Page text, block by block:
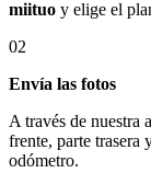
miituo y elige el
02
Envía las fotos
A través de nuestra
frente, parte trasera
odómetro.